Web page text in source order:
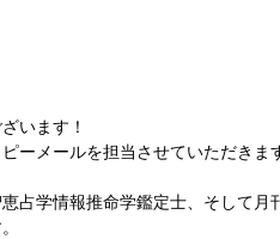
います！
ーメールを担当させていただきま
占学情報推命学鑑定士、そして月